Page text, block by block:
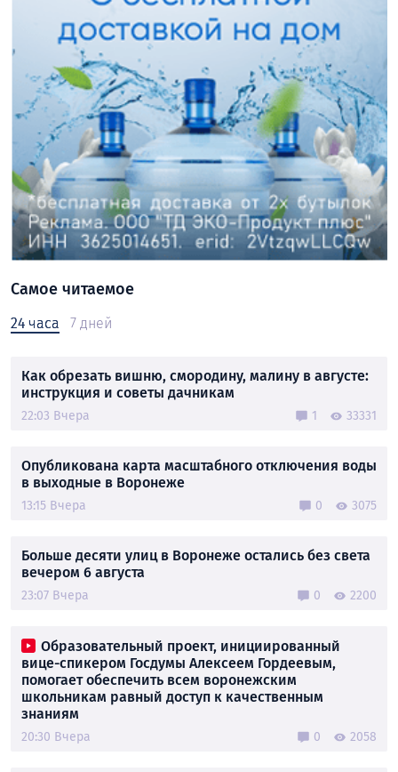
Самое читаемое
24 часа 7 дней
Как обрезать вишню, смородину, малину в августе:
инструкция и советы дачникам
22:03 Вчера 1 33331
Опубликована карта масштабного отключения воды
в выходные в Воронеже
13:15 Вчера 0 3075
Больше десяти улиц в Воронеже остались без света
вечером 6 августа
23:07 Вчера 0 2200
Образовательный проект, инициированный
вице-спикером Госдумы Алексеем Гордеевым,
помогает обеспечить всем воронежским
школьникам равный доступ к качественным
знаниям
20:30 Вчера 0 2058